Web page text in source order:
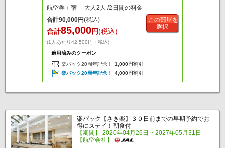
航空券＋宿 大人2人 /2日間の料金
合計90,000円(税込)
合計85,000円(税込)
(1人あたり42,500円・税込)
適用済みのクーポン
楽パック20周年記念！
1,000円割引
楽パック20周年記念！
4,000円割引
この部屋を
選択
楽パック【さき楽】３０日前までの早期予約でお
得にステイ！朝食付
【期間】 2020年04月26日 ~ 2027年05月31日
【航空会社】